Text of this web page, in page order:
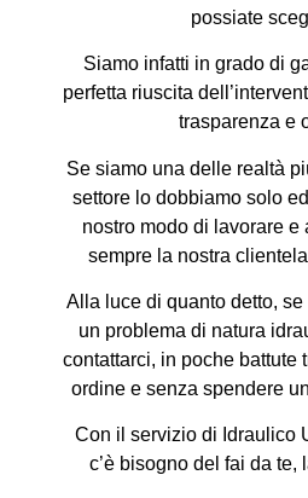
possiate
Siamo infatti in grado di
perfetta riuscita
trasparenza e
Se siamo una delle realtà
settore lo dobbiamo solo
nostro modo di lavorare e
sempre la nostra
Alla luce di quanto detto,
un problema di natura
contattarci, in poche battute
ordine e senza spendere
Con il servizio di Idraulico
c’è bisogno del fai da te,